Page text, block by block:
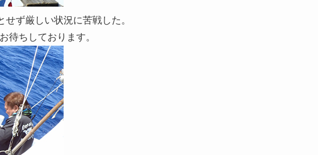
せず厳しい状況に苦戦した。
待ちしております。